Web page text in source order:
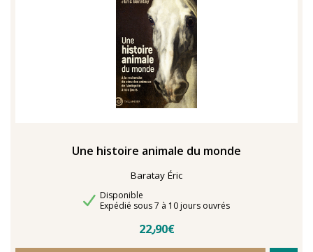
Une histoire animale du monde
Baratay Éric
Disponibilité
Disponible
Délais de livraison
Expédié sous 7 à 10 jours ouvrés
22٫90€